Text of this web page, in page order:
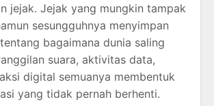
jejak. Jejak yang mungkin tampak
sesungguhnya menyimpan
bagaimana dunia saling
suara, aktivitas data,
digital semuanya membentuk
yang tidak pernah berhenti.